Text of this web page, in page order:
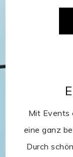
Mit Events
eine ganz
Durch